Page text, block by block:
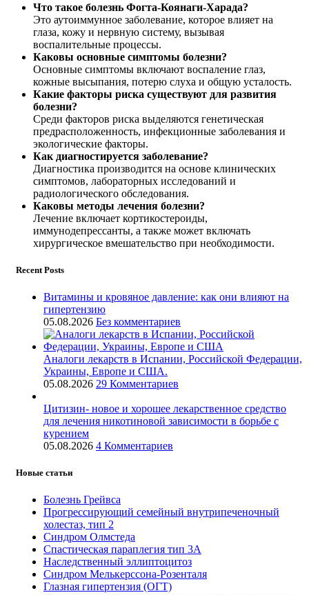
Что такое болезнь Фогта-Коянаги-Харада?
Это аутоиммунное заболевание, которое влияет на
глаза, кожу и нервную систему, вызывая
воспалительные процессы.
Каковы основные симптомы болезни?
Основные симптомы включают воспаление глаз,
кожные высыпания, потерю слуха и общую усталость.
Какие факторы риска существуют для развития
болезни?
Среди факторов риска выделяются генетическая
предрасположенность, инфекционные заболевания и
экологические факторы.
Как диагностируется заболевание?
Диагностика производится на основе клинических
симптомов, лабораторных исследований и
радиологического обследования.
Каковы методы лечения болезни?
Лечение включает кортикостероиды,
иммунодепрессанты, а также может включать
хирургическое вмешательство при необходимости.
Recent Posts
Витамины и кровяное давление: как они влияют на
гипертензию
05.08.2026 Без комментариев
Аналоги лекарств в Испании, Российской Федерации,
Украины, Европе и США.
05.08.2026 29 Комментариев
Цитизин- новое и хорошее лекарственное средство
для лечения никотиновой зависимости в борьбе с
курением
05.08.2026 4 Комментариев
Новые статьи
Болезнь Грейвса
Прогрессирующий семейный внутрипеченочный
холестаз, тип 2
Синдром Олмстеда
Спастическая параплегия тип 3А
Наследственный эллиптоцитоз
Синдром Мелькерссона-Розенталя
Глазная гипертензия (ОГТ)